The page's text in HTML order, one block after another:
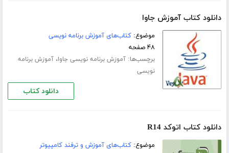
دانلود کتاب آموزش جاوا
موضوع:کتاب‌های آموزش برنامه نویسی
۴۸ صفحه
برچسب‌ها:آموزش برنامه نویسی جاوا،آموزش برنامه
نویسی
دانلود کتاب
دانلود کتاب اتوکد R14
موضوع:کتاب‌های آموزش و ترفند کامپیوتر